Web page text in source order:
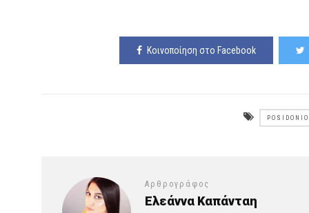
Κοινοποίηση στο Facebook
POSIDONIO
Αρθρογράφος
Ελεάννα Καπάνταη